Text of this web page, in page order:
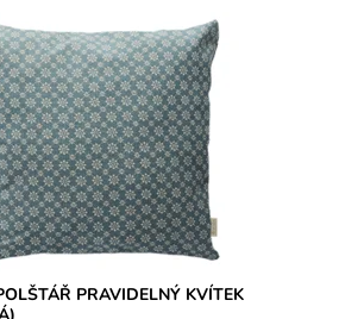
PRAVIDELNÝ KVÍTEK